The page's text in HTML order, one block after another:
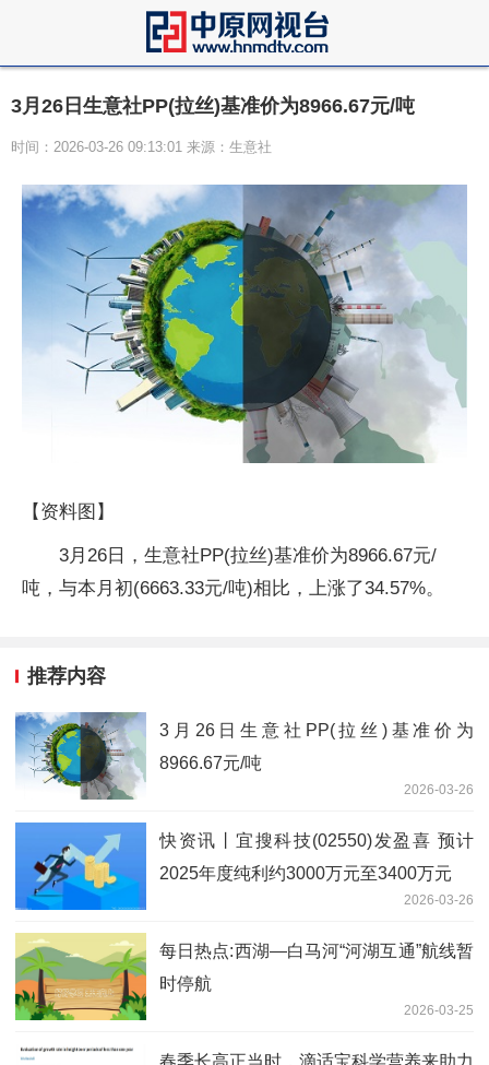
3月26日生意社PP(拉丝)基准价为8966.67元/吨
时间：2026-03-26 09:13:01 来源：生意社
【资料图】
3月26日，生意社PP(拉丝)基准价为8966.67元/
吨，与本月初(6663.33元/吨)相比，上涨了34.57%。
推荐内容
3月26日生意社PP(拉丝)基准价为
8966.67元/吨
2026-03-26
快资讯丨宜搜科技(02550)发盈喜 预计
2025年度纯利约3000万元至3400万元
2026-03-26
每日热点:西湖—白马河“河湖互通”航线暂
时停航
2026-03-25
春季长高正当时，滴适宝科学营养来助力